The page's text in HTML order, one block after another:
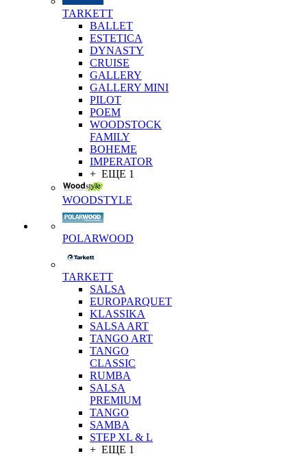
TARKETT
BALLET
ESTETICA
DYNASTY
CRUISE
GALLERY
GALLERY MINI
PILOT
POEM
WOODSTOCK
FAMILY
BOHEME
IMPERATOR
+ ЕЩЕ 1
WOODSTYLE
POLARWOOD
TARKETT
SALSA
EUROPARQUET
KLASSIKA
SALSA ART
TANGO ART
TANGO
CLASSIC
RUMBA
SALSA
PREMIUM
TANGO
SAMBA
STEP XL & L
+ ЕЩЕ 1